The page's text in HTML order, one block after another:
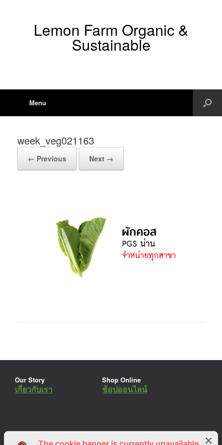
Lemon Farm Organic &
Sustainable
Menu
week_veg021163
← Previous Next →
Our Story
เกี่ยวกับเรา
Shop Online
ช้อปออนไลน์